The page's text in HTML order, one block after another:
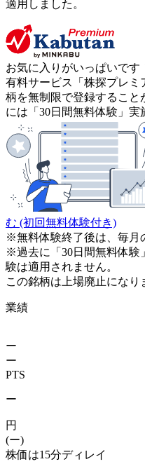
適用しました。
お気に入りがいっぱいです
有料サービス「株探プレ
柄を無制限で登録すること
には「30日間無料体験」実
む (初回無料体験付き)
※無料体験終了後は、毎月
※過去に「30日間無料体験
験は適用されません。
この銘柄は上場廃止になり
業績
ー
ー
PTS
ー
円
(ー)
株価は15分ディレイ